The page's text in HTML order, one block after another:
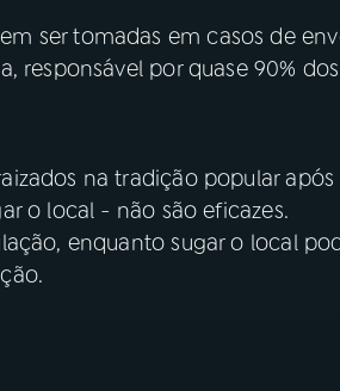
ser tomadas em casos de
responsável por quase 90%
na tradição popular
o local - não são eficazes.
enquanto sugar o local